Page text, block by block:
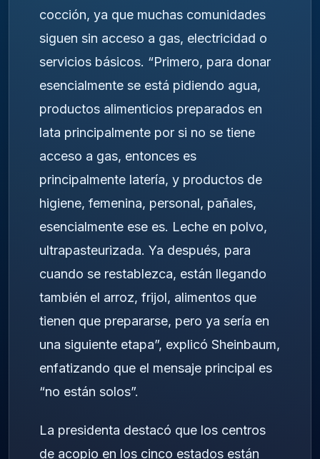
cocción, ya que muchas comunidades
siguen sin acceso a gas, electricidad o
servicios básicos. “Primero, para donar
esencialmente se está pidiendo agua,
productos alimenticios preparados en
lata principalmente por si no se tiene
acceso a gas, entonces es
principalmente latería, y productos de
higiene, femenina, personal, pañales,
esencialmente ese es. Leche en polvo,
ultrapasteurizada. Ya después, para
cuando se restablezca, están llegando
también el arroz, frijol, alimentos que
tienen que prepararse, pero ya sería en
una siguiente etapa”, explicó Sheinbaum,
enfatizando que el mensaje principal es
“no están solos”.
La presidenta destacó que los centros
de acopio en los cinco estados están